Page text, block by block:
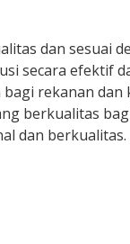
dan sesuai
secara efektif
rekanan dan
berkualitas
dan berkualitas.